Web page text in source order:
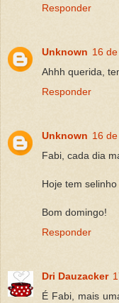
Responder
Unknown 16
Ahhh querida,
Responder
Unknown 16
Fabi, cada dia
Hoje tem
Bom domingo!
Responder
Dri Dauzacker
É Fabi, mais